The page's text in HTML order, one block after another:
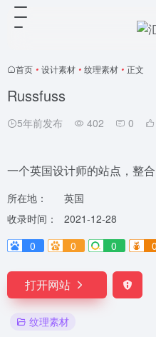
首页 • 设计素材 • 纹理素材 • 正文
Russfuss
5年前发布 402 0
一个英国设计师的站点，整
所在地：
英国
收录时间：
2021-12-28
0
0 0 0
打开网站
纹理素材